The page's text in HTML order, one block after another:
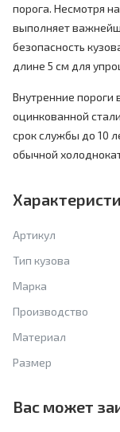
порога. Несмотря
выполняет
безопасность
длине 5 см для
Внутренние пороги
оцинкованной
срок службы до 10
обычной
Артикул
Тип кузова
Марка
Производство
Материал
Размер
Вас может